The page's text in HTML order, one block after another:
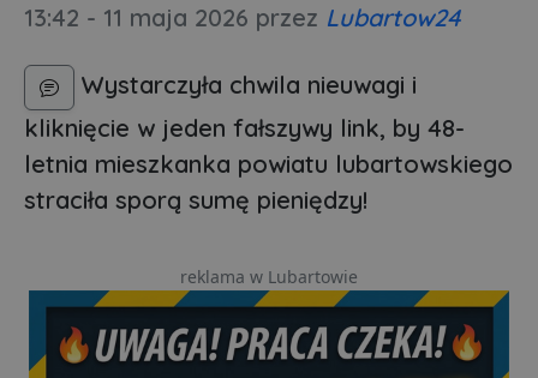
13:42 - 11 maja 2026 przez Lubartow24
Wystarczyła chwila nieuwagi i
kliknięcie w jeden fałszywy link, by 48-
letnia mieszkanka powiatu lubartowskiego
straciła sporą sumę pieniędzy!
reklama w Lubartowie